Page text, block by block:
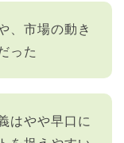
、市場の動き
った
はやや早口に